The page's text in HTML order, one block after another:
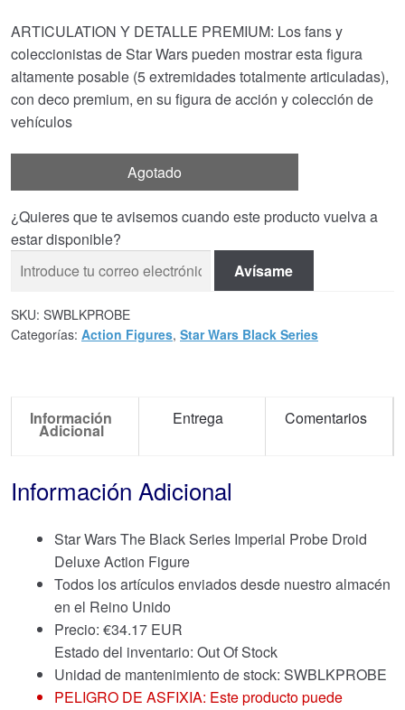
ARTICULATION Y DETALLE PREMIUM: Los fans y
coleccionistas de Star Wars pueden mostrar esta figura
altamente posable (5 extremidades totalmente articuladas),
con deco premium, en su figura de acción y colección de
vehículos
Agotado
¿Quieres que te avisemos cuando este producto vuelva a
estar disponible?
Avísame
SKU: SWBLKPROBE
Categorías: Action Figures, Star Wars Black Series
Información
Adicional
Entrega Comentarios
Información Adicional
Star Wars The Black Series Imperial Probe Droid
Deluxe Action Figure
Todos los artículos enviados desde nuestro almacén
en el Reino Unido
Precio: €34.17 EUR
Estado del inventario: Out Of Stock
Unidad de mantenimiento de stock: SWBLKPROBE
PELIGRO DE ASFIXIA: Este producto puede